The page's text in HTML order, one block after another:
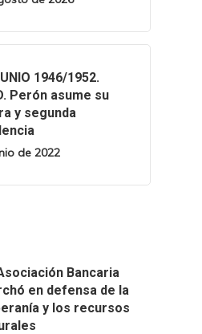
1946/1952.
Perón asume su
y segunda
de 2022
Bancaria
en defensa de la
y los recursos